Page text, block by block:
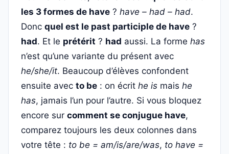
les 3 formes de have ? have – had – had.
Donc quel est le past participle de have ?
had. Et le prétérit ? had aussi. La forme has
n’est qu’une variante du présent avec
he/she/it. Beaucoup d’élèves confondent
ensuite avec to be : on écrit he is mais he
has, jamais l’un pour l’autre. Si vous bloquez
encore sur comment se conjugue have,
comparez toujours les deux colonnes dans
votre tête : to be = am/is/are/was, to have =